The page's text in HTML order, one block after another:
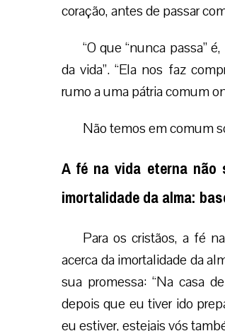
coração, antes de passar
“O que “nunca passa”
da vida”. “Ela nos faz
rumo a uma pátria comum
Não temos em comum
A fé na vida eterna
imortalidade da alma:
Para os cristãos, a fé
acerca da imortalidade da
sua promessa: “Na casa
depois que eu tiver ido
eu estiver, estejais vós